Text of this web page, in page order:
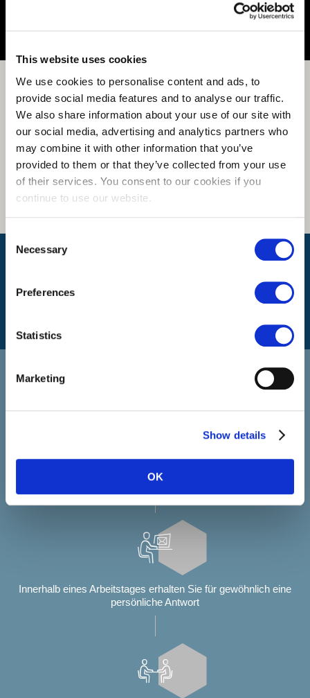
This website uses cookies
We use cookies to personalise content and ads, to
provide social media features and to analyse our traffic.
We also share information about your use of our site with
our social media, advertising and analytics partners who
may combine it with other information that you’ve
provided to them or that they’ve collected from your use
of their services. You consent to our cookies if you
continue to use our website.
Consent
Selection
Necessary
Preferences
Statistics
Marketing
Show details
OK
Wie lange dauert meine Fahrt?
Bewerben bei Select Jobs
Sie bewerben sich über unsere Website?
Sie bewerben sich über unsere Website?
Innerhalb eines Arbeitstages erhalten Sie für gewöhnlich eine
persönliche Antwort